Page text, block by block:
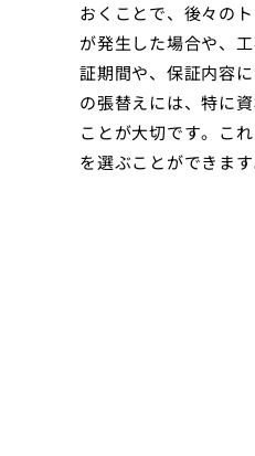
おくことで、後々の
が発生した場合や、
証期間や、保証内容
の張替えには、特に
ことが大切です。こ
を選ぶことができま